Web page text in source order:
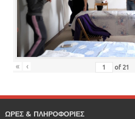
« ‹ of 21
ΩΡΕΣ & ΠΛΗΡΟΦΟΡΙΕΣ